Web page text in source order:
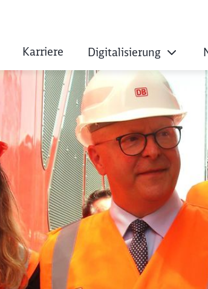
ganz
Karriere Digitalisierung